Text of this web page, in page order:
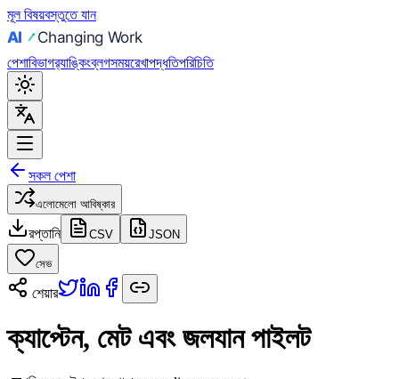
মূল বিষয়বস্তুতে যান
পেশাবিভাগর‍্যাঙ্কিংব্লগসময়রেখাপদ্ধতিপরিচিতি
সকল পেশা
এলোমেলো আবিষ্কার
রপ্তানি CSV JSON
সেভ
শেয়ার
ক্যাপ্টেন, মেট এবং জলযান পাইলট